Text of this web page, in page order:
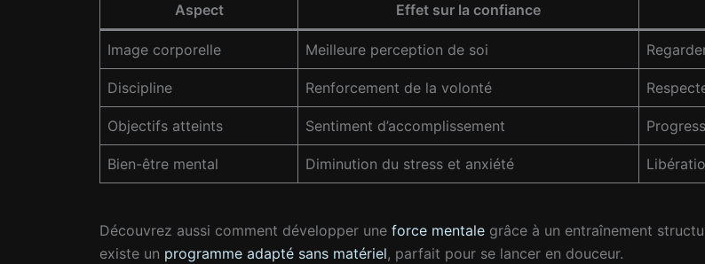
Aspect Effet sur la confiance
Image corporelle Meilleure perception de soi
Discipline Renforcement de la volonté
Objectifs atteints Sentiment d’accomplissement
Bien-être mental Diminution du stress et anxiété
Découvrez aussi comment développer une force mentale grâce à un entraînement
existe un programme adapté sans matériel, parfait pour se lancer en douceur.